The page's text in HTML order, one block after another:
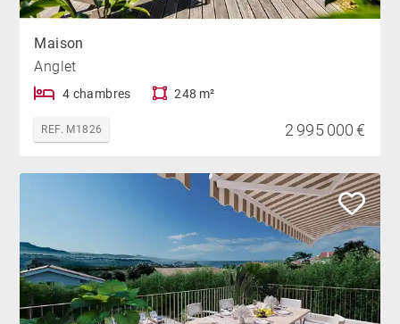
Maison
Anglet
4 chambres 248 m²
REF. M1826 2 995 000 €